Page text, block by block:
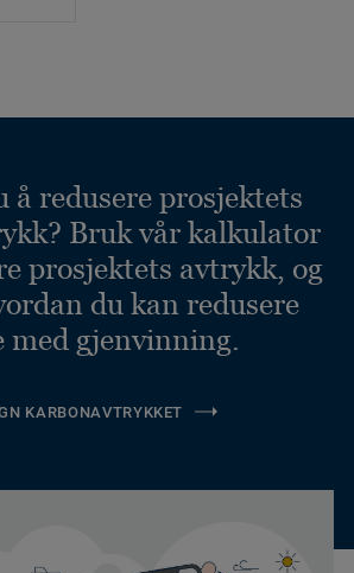
å redusere prosjektets
Bruk vår kalkulator
prosjektets avtrykk, og
du kan redusere
med gjenvinning.
KARBONAVTRYKKET